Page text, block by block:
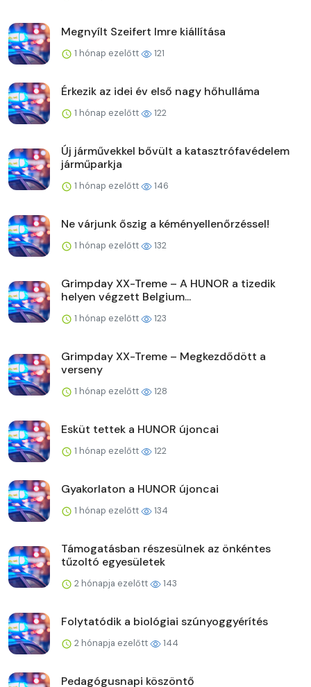
Megnyílt Szeifert Imre kiállítása
1 hónap ezelőtt 121
Érkezik az idei év első nagy hőhulláma
1 hónap ezelőtt 122
Új járművekkel bővült a katasztrófavédelem
járműparkja
1 hónap ezelőtt 146
Ne várjunk őszig a kéményellenőrzéssel!
1 hónap ezelőtt 132
Grimpday XX-Treme – A HUNOR a tizedik
helyen végzett Belgium...
1 hónap ezelőtt 123
Grimpday XX-Treme – Megkezdődött a
verseny
1 hónap ezelőtt 128
Esküt tettek a HUNOR újoncai
1 hónap ezelőtt 122
Gyakorlaton a HUNOR újoncai
1 hónap ezelőtt 134
Támogatásban részesülnek az önkéntes
tűzoltó egyesületek
2 hónapja ezelőtt 143
Folytatódik a biológiai szúnyoggyérítés
2 hónapja ezelőtt 144
Pedagógusnapi köszöntő